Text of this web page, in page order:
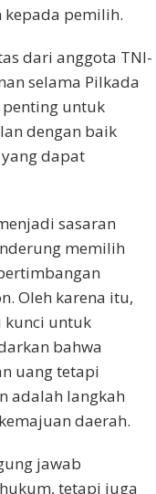
pemilih.
dari anggota TNI-
selama Pilkada
untuk
dengan baik
dapat
sasaran
memilih
Oleh karena itu,
kunci untuk
bahwa
uang tetapi
adalah langkah
daerah.
jawab
tetapi juga